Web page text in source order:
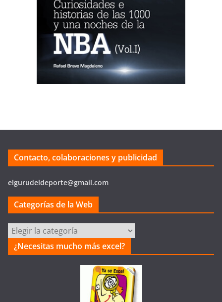
Contacto, colaboraciones y publicidad
elgurudeldeporte@gmail.com
Categorías de la Web
Categorías
de
la
¿Necesitas mucho más excel?